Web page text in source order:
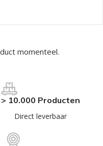
momenteel.
> 10.000 Producten
Direct leverbaar